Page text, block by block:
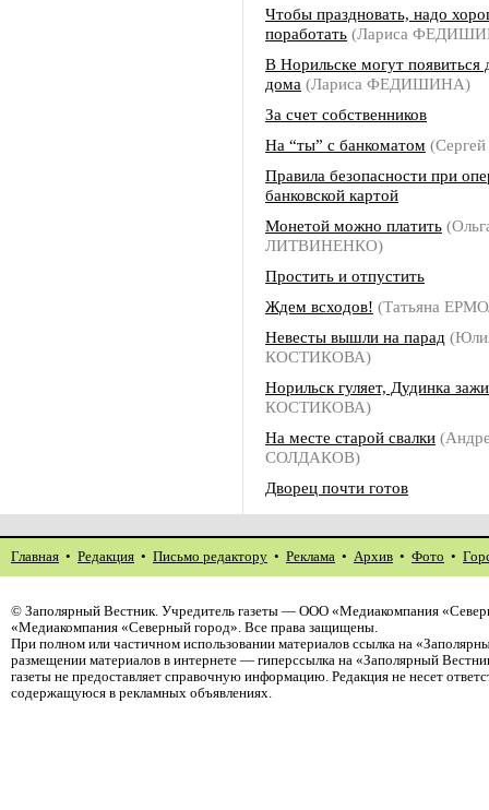
Чтобы праздновать, надо
поработать (Лариса
В Норильске могут появиться
дома (Лариса ФЕДИШИНА)
За счет собственников
На “ты” с банкоматом
Правила безопасности при
банковской картой
Монетой можно платить
ЛИТВИНЕНКО)
Простить и отпустить
Ждем всходов! (Татьяна
Невесты вышли на парад
КОСТИКОВА)
Норильск гуляет, Дудинка
КОСТИКОВА)
На месте старой свалки
СОЛДАКОВ)
Дворец почти готов
Главная • Редакция • Письмо редактору • Реклама • Архив • Фото •
© Заполярный Вестник. Учредитель газеты — ООО «Медиакомпания
«Медиакомпания «Северный город». Все права защищены.
При полном или частичном использовании материалов ссылка на
размещении материалов в интернете — гиперссылка на «Заполярный
газеты не предоставляет справочную информацию. Редакция не несет
содержащуюся в рекламных объявлениях.